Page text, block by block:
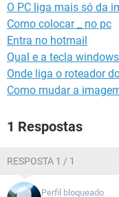
O PC liga mais só da
Como colocar _ no pc
Entra no hotmail
Qual e a tecla
Onde liga o roteador
Como mudar a
1 Respostas
RESPOSTA 1 / 1
Perfil bloqueado